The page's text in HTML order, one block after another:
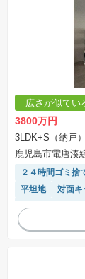
広さが似てい
3800万円
3LDK+S（納戸）
鹿児島市電唐湊
２４時間ゴミ捨
平坦地
対面キ
モニター付きイ
温水洗浄便座